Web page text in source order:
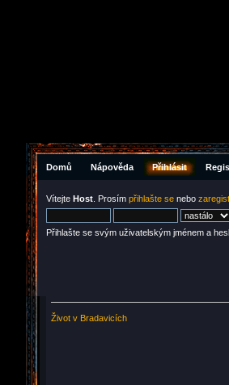
Domů Nápověda Přihlásit
Vítejte Host . Prosím přihlašte se nebo
Přihlašte se svým uživatelským jménem a
Život v Bradavicích